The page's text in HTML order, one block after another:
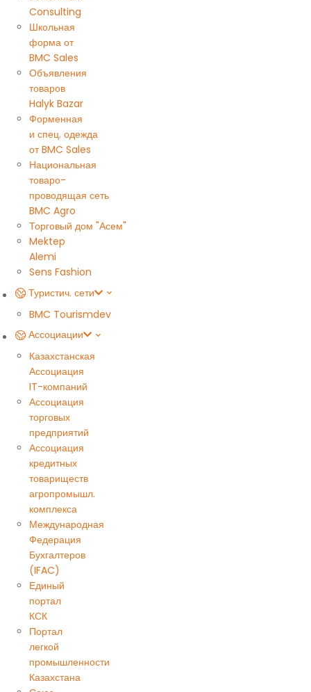
Consulting
Школьная
форма от
BMC Sales
Объявления
товаров
Halyk Bazar
Форменная
и спец. одежда
от BMC Sales
Национальная
товаро-
проводящая сеть
BMC Agro
Торговый дом "Асем"
Mektep
Alemi
Sens Fashion
Туристич. сети
BMC Tourismdev
Ассоциации
Казахстанская
Ассоциация
IT-компаний
Ассоциация
торговых
предприятий
Ассоциация
кредитных
товариществ
агропромышл.
комплекса
Международная
Федерация
Бухгалтеров
(IFAC)
Единый
портал
КСК
Портал
легкой
промышленности
Казахстана